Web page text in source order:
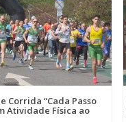
Corrida “Cada Passo
Atividade Física ao